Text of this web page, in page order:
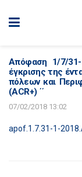
Απόφαση 1/7/
έγκρισης της
πόλεων και
(ACR+) ΄΄
07/02/2018 13:02
apof.1.7.31-1-